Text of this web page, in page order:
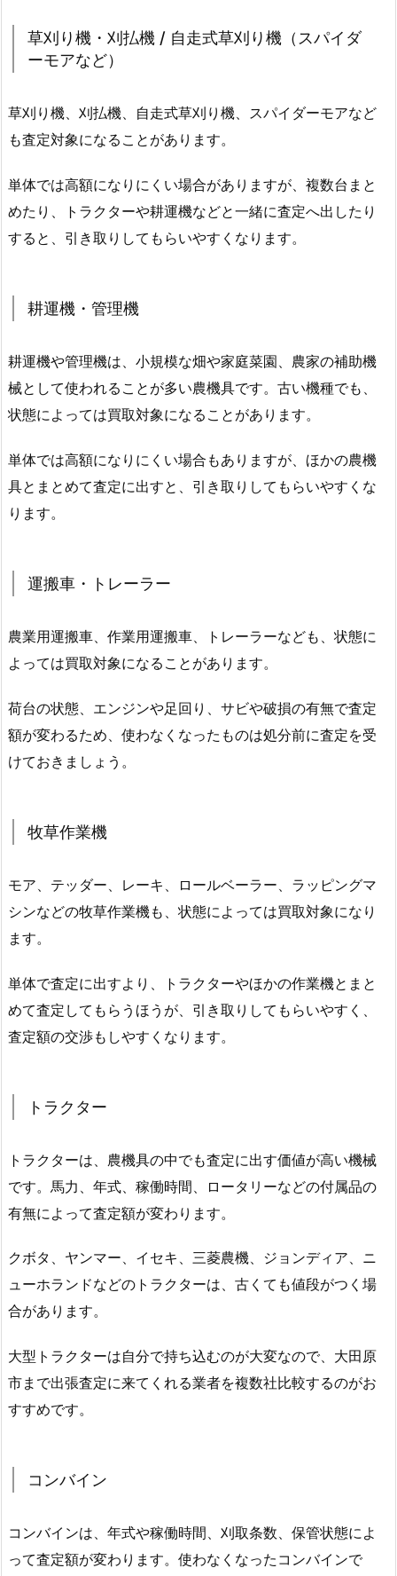
草刈り機・刈払機 / 自走式草刈り機（スパイダ
ーモアなど）
草刈り機、刈払機、自走式草刈り機、スパイダーモアなど
も査定対象になることがあります。
単体では高額になりにくい場合がありますが、複数台まと
めたり、トラクターや耕運機などと一緒に査定へ出したり
すると、引き取りしてもらいやすくなります。
耕運機・管理機
耕運機や管理機は、小規模な畑や家庭菜園、農家の補助機
械として使われることが多い農機具です。古い機種でも、
状態によっては買取対象になることがあります。
単体では高額になりにくい場合もありますが、ほかの農機
具とまとめて査定に出すと、引き取りしてもらいやすくな
ります。
運搬車・トレーラー
農業用運搬車、作業用運搬車、トレーラーなども、状態に
よっては買取対象になることがあります。
荷台の状態、エンジンや足回り、サビや破損の有無で査定
額が変わるため、使わなくなったものは処分前に査定を受
けておきましょう。
牧草作業機
モア、テッダー、レーキ、ロールベーラー、ラッピングマ
シンなどの牧草作業機も、状態によっては買取対象になり
ます。
単体で査定に出すより、トラクターやほかの作業機とまと
めて査定してもらうほうが、引き取りしてもらいやすく、
査定額の交渉もしやすくなります。
トラクター
トラクターは、農機具の中でも査定に出す価値が高い機械
です。馬力、年式、稼働時間、ロータリーなどの付属品の
有無によって査定額が変わります。
クボタ、ヤンマー、イセキ、三菱農機、ジョンディア、ニ
ューホランドなどのトラクターは、古くても値段がつく場
合があります。
大型トラクターは自分で持ち込むのが大変なので、大田原
市まで出張査定に来てくれる業者を複数社比較するのがお
すすめです。
コンバイン
コンバインは、年式や稼働時間、刈取条数、保管状態によ
って査定額が変わります。使わなくなったコンバインで